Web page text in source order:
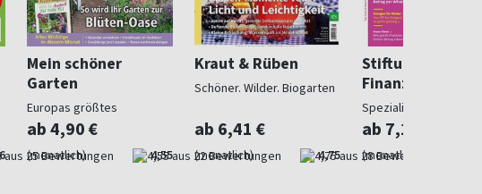
Mein schöner
Garten
Europas größtes
Gartenmagazin
ab 4,90 €
(monatlich) 4,55
Kraut & Rüben
Schöner. Wilder. Biogarten
ab 6,41 €
(monatlich) 4,75
Stiftung
Finanzen
Spezialist in
ab 7,10 €
(monatlich)